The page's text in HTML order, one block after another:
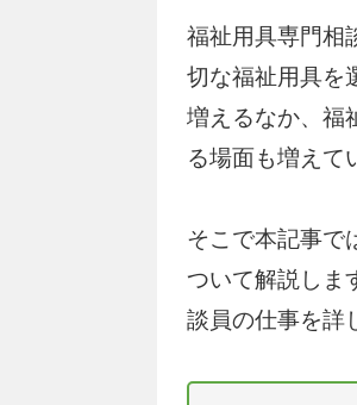
福祉用具専門相
切な福祉用具を
増えるなか、福
る場面も増えて
そこで本記事で
ついて解説しま
談員の仕事を詳